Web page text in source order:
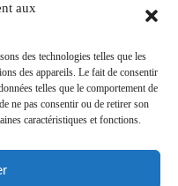
aux
des technologies telles que les
des appareils. Le fait de consentir
telles que le comportement de
ne pas consentir ou de retirer son
caractéristiques et fonctions.